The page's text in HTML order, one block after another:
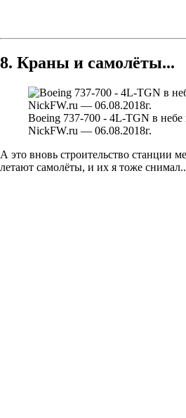
8. Краны и самолёты...
Boeing 737-700 - 4L-TGN в
NickFW.ru — 06.08.2018г.
А это вновь строительство станции
летают самолёты, и их я тоже